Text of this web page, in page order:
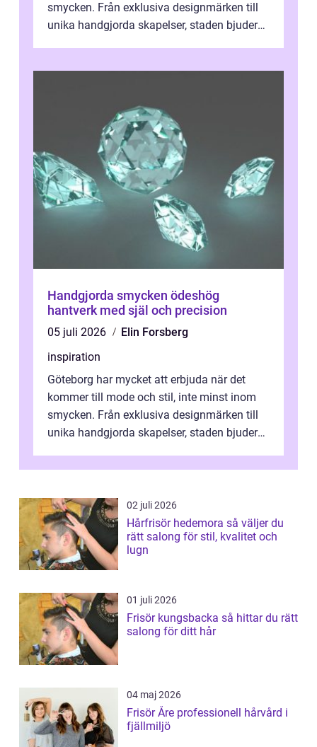
smycken. Från exklusiva designmärken till
unika handgjorda skapelser, staden bjuder
Handgjorda smycken ödeshög
hantverk med själ och precision
05 juli 2026
Elin Forsberg
inspiration
Göteborg har mycket att erbjuda när det
kommer till mode och stil, inte minst inom
smycken. Från exklusiva designmärken till
unika handgjorda skapelser, staden bjuder
02 juli 2026
Hårfrisör hedemora så väljer du
rätt salong för stil, kvalitet och
lugn
01 juli 2026
Frisör kungsbacka så hittar du rätt
salong för ditt hår
04 maj 2026
Frisör Åre professionell hårvård i
fjällmiljö